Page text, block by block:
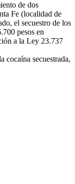
de dos
Fe (localidad de
el secuestro de los
pesos en
a la Ley 23.737
cocaína secuestrada,